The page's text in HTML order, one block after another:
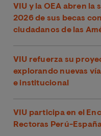
VIU y la OEA abren
2026 de sus becas
ciudadanos de las
VIU refuerza su
explorando nuevas
e institucional
VIU participa en el
Rectoras Perú-